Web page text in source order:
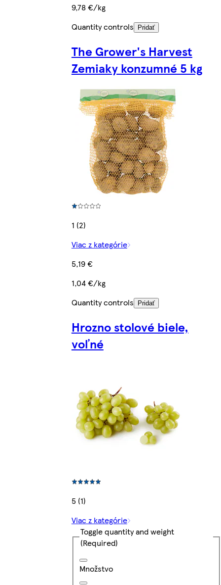
9,78 €/kg
Quantity controls
Pridať
The Grower's Harvest
Zemiaky konzumné 5 kg
1 (2)
Viac z kategórie
5,19 €
1,04 €/kg
Quantity controls
Pridať
Hrozno stolové biele,
voľné
5 (1)
Viac z kategórie
Toggle quantity and weight
(Required)
Množstvo